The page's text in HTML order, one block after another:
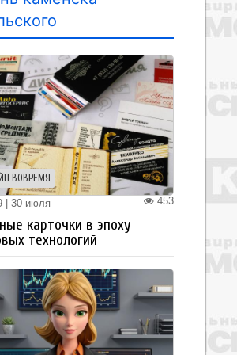
ВОВРЕМЯ
453
| 30 июля
карточки в эпоху
технологий